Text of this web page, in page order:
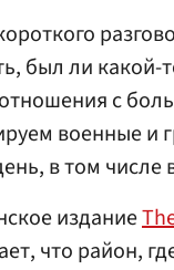
был ли какой-
с
военные и
в том
издание
что район,